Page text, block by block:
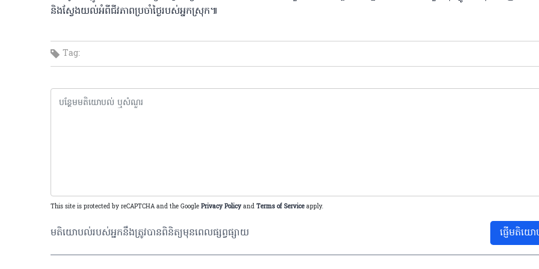
និងស្វែងយល់អំពីជីវភាពប្រចាំថ្ងៃរបស់អ្នកស្រុក៕
Tag:
This site is protected by reCAPTCHA and the Google Privacy Policy and Terms of Serviceapply.
មតិយោបល់របស់អ្នកនឹងត្រូវបានពិនិត្យមុនពេលផ្សព្វផ្សាយ ផ្ញើមតិយ